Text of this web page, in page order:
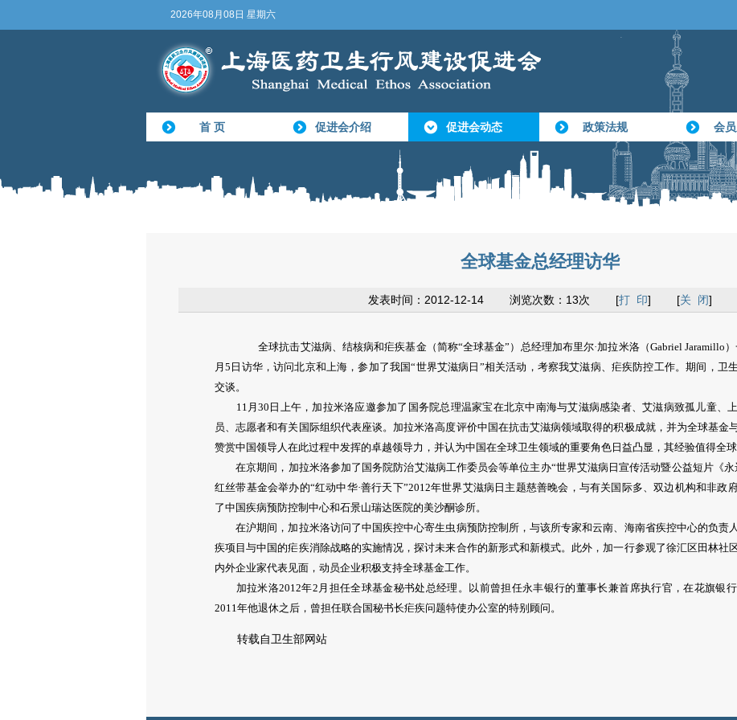
2026年08月08日 星期六
首 页 促进会介绍 促进会动态 政策法规 会
全球基金总经理访华
发表时间：2012-12-14 浏览次数：13次 [打 印] [关 闭]
全球抗击艾滋病、结核病和疟疾基金（简称“全球基金”）总经理加布里尔·加拉米洛（Gabriel Jaramillo）
月5日访华，访问北京和上海，参加了我国“世界艾滋病日”相关活动，考察我艾滋病、疟疾防控工作。期间，卫
交谈。
11月30日上午，加拉米洛应邀参加了国务院总理温家宝在北京中南海与艾滋病感染者、艾滋病致孤儿童、
员、志愿者和有关国际组织代表座谈。加拉米洛高度评价中国在抗击艾滋病领域取得的积极成就，并为全球基金
赞赏中国领导人在此过程中发挥的卓越领导力，并认为中国在全球卫生领域的重要角色日益凸显，其经验值得全球
在京期间，加拉米洛参加了国务院防治艾滋病工作委员会等单位主办“世界艾滋病日宣传活动暨公益短片《永
红丝带基金会举办的“红动中华·善行天下”2012年世界艾滋病日主题慈善晚会，与有关国际多、双边机构和非政
了中国疾病预防控制中心和石景山瑞达医院的美沙酮诊所。
在沪期间，加拉米洛访问了中国疾控中心寄生虫病预防控制所，与该所专家和云南、海南省疾控中心的负责
疾项目与中国的疟疾消除战略的实施情况，探讨未来合作的新形式和新模式。此外，加一行参观了徐汇区田林社
内外企业家代表见面，动员企业积极支持全球基金工作。
加拉米洛2012年2月担任全球基金秘书处总经理。以前曾担任永丰银行的董事长兼首席执行官，在花旗银行
2011年他退休之后，曾担任联合国秘书长疟疾问题特使办公室的特别顾问。
转载自卫生部网站